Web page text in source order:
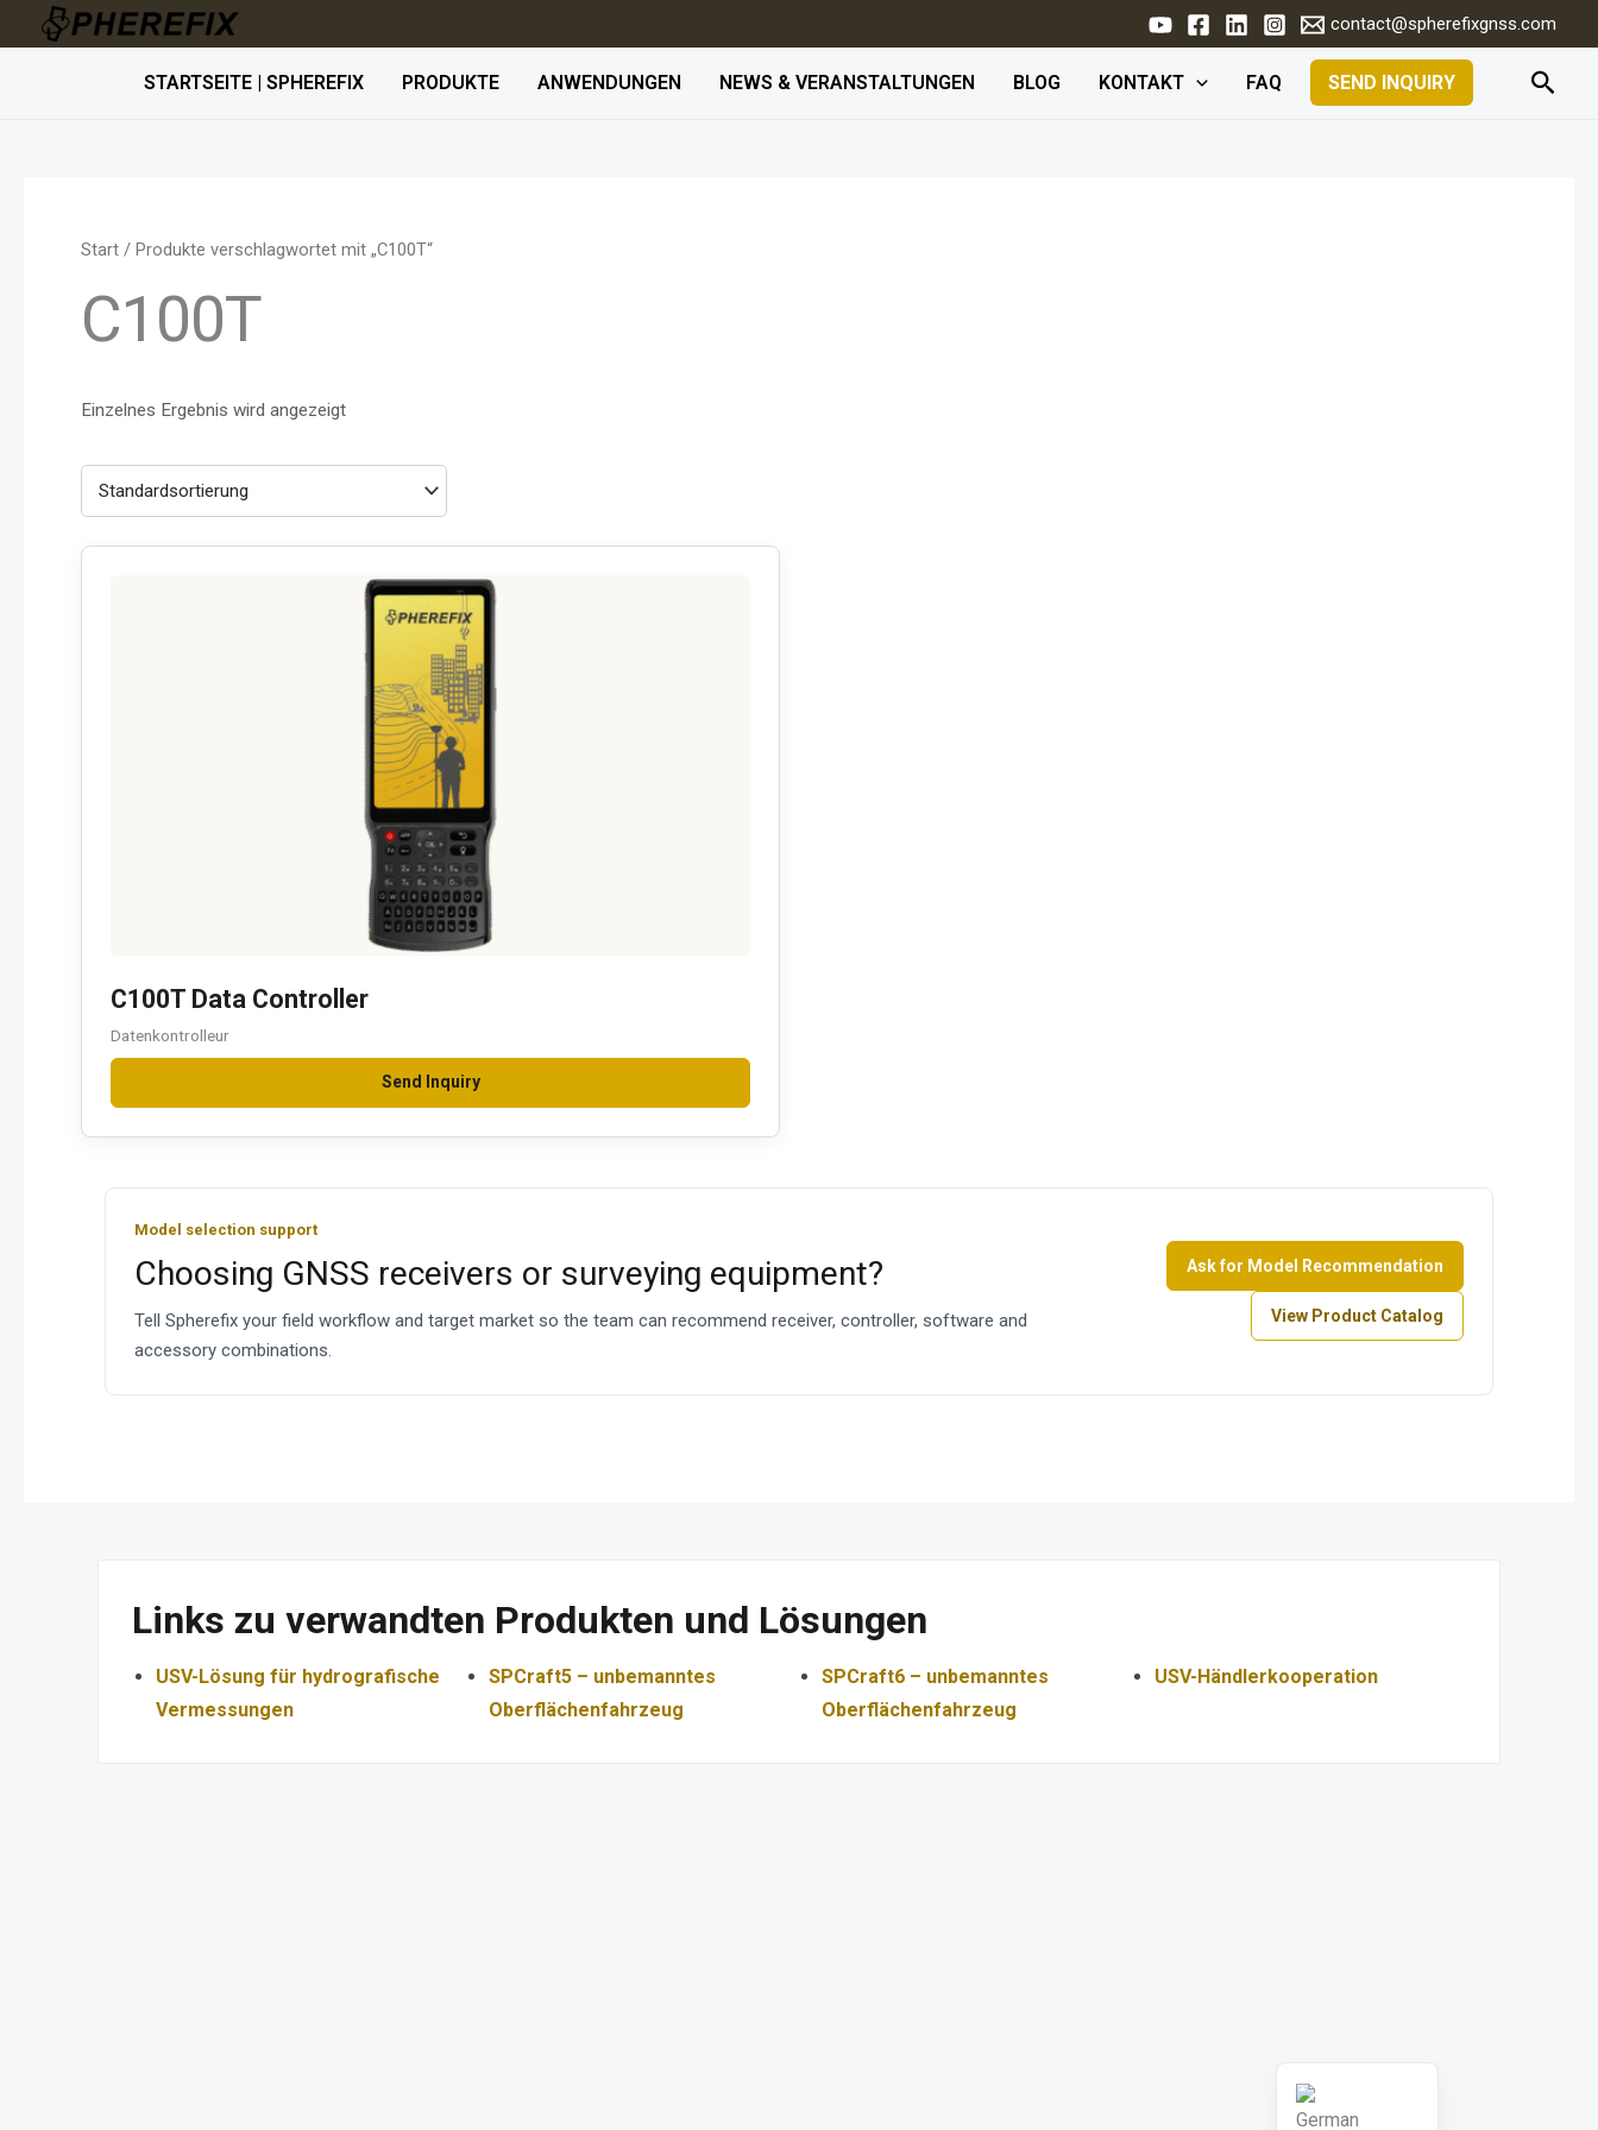
Inhalt
contact@spherefixgnss.com
STARTSEITE | SPHEREFIX PRODUKTE ANWENDUNGEN NEWS & VERANSTALTUNGEN BLOG KONTAKT FAQ SEND INQUIRY
Start / Produkte verschlagwortet mit „C100T“
C100T
Einzelnes Ergebnis wird angezeigt
C100T Data Controller
Datenkontrolleur
Send Inquiry
Model selection support
Choosing GNSS receivers or surveying equipment?
Tell Spherefix your field workflow and target market so the team can recommend receiver, controller, software and
accessory combinations.
Ask for Model Recommendation
View Product Catalog
Links zu verwandten Produkten und Lösungen
USV-Lösung für hydrografische
Vermessungen
SPCraft5 – unbemanntes
Oberflächenfahrzeug
SPCraft6 – unbemanntes
Oberflächenfahrzeug
USV-Händlerkooperation